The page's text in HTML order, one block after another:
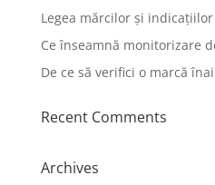
Legea mărcilor și indicațiilor
Ce înseamnă monitorizare
De ce să verifici o marcă
Recent Comments
Archives